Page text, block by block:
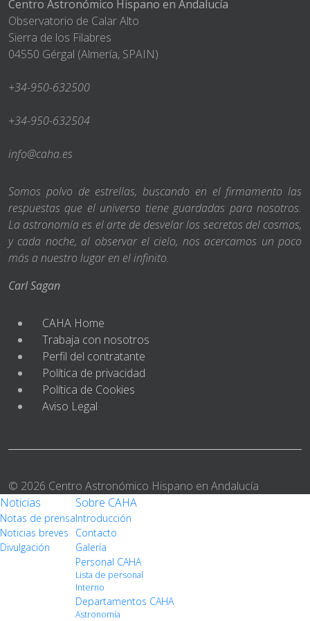
Centro Astronómico Hispano en Andalucía
Observatorio de Calar Alto
Sierra de los Filabres
04550 Gérgal (Almería, SPAIN)
+34-950-632500
+34-950-632504
info@caha.es
Somos polvo de estrellas, buscando en el firmamento las
respuestas que el universo tiene guardadas para nosotros.
La astronomía es el arte de desvelar los secretos del cosmos,
y cada noche, al observar el cielo, nos acercamos un poco
más a nuestro lugar en el infinito.
Carl Sagan
CAHA Home
Trabaja con nosotros
Perfil del contratante
Política de privacidad
Política de Cookies
Aviso Legal
© 2026 Centro Astronómico Hispano en Andalucía
Noticias
Notas de prensa
Noticias breves
Divulgación
Sobre CAHA
Introducción
Contacto
Galería
Personal CAHA
Lista de personal
Interno
Departamentos CAHA
Astronomía